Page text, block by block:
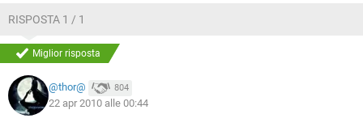
RISPOSTA 1 / 1
Miglior risposta
@thor@ 804
22 apr 2010 alle 00:44